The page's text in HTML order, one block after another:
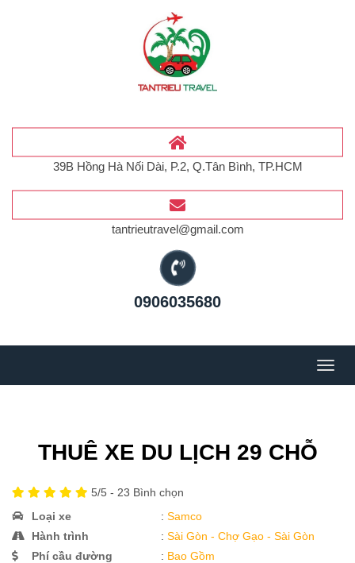
39B Hồng Hà Nối Dài, P.2, Q.Tân Bình, TP.HCM
tantrieutravel@gmail.com
0906035680
Menu
THUÊ XE DU LỊCH 29 CHỖ
5/5 - 23 Bình chọn
Loại xe
:Samco
Hành trình
:Sài Gòn - Chợ Gạo - Sài Gòn
Phí cầu đường
: Bao Gồm